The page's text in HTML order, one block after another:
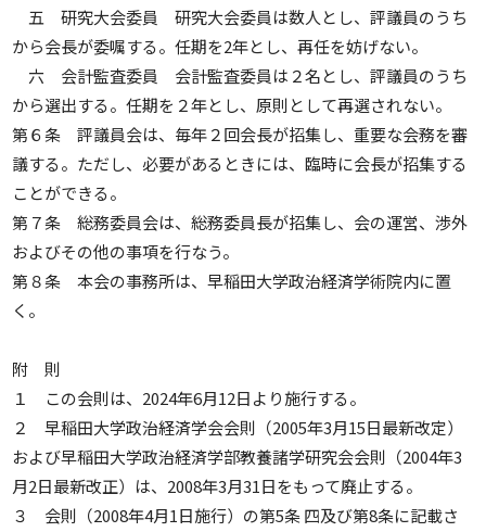
五 研究大会委員 研究大会委員は数人とし、評議員のうち
から会長が委嘱する。任期を2年とし、再任を妨げない。
六 会計監査委員 会計監査委員は２名とし、評議員のうち
から選出する。任期を２年とし、原則として再選されない。
第６条 評議員会は、毎年２回会長が招集し、重要な会務を審
議する。ただし、必要があるときには、臨時に会長が招集する
ことができる。
第７条 総務委員会は、総務委員長が招集し、会の運営、渉外
およびその他の事項を行なう。
第８条 本会の事務所は、早稲田大学政治経済学術院内に置
く。
附 則
１ この会則は、2024年6月12日より施行する。
２ 早稲田大学政治経済学会会則（2005年3月15日最新改定）
および早稲田大学政治経済学部教養諸学研究会会則（2004年3
月2日最新改正）は、2008年3月31日をもって廃止する。
３ 会則（2008年4月1日施行）の第5条 四及び第8条に記載さ